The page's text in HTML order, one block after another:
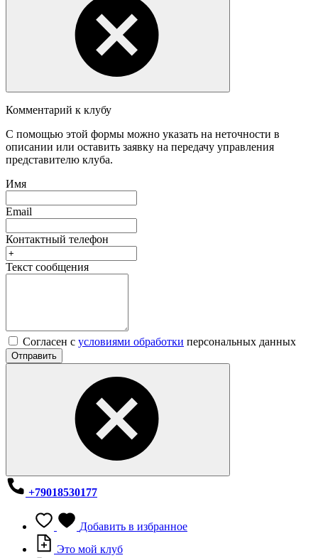
Комментарий к клубу
С помощью этой формы можно указать на неточности в
описании или оставить заявку на передачу управления
представителю клуба.
Имя
Email
Контактный телефон
Текст сообщения
Согласен с условиями обработки персональных данных
Отправить
+79018530177
Добавить в избранное
Это мой клуб